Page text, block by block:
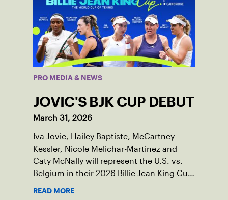
PRO MEDIA & NEWS
JOVIC'S BJK CUP DEBUT
March 31, 2026
Iva Jovic, Hailey Baptiste, McCartney
Kessler, Nicole Melichar-Martinez and
Caty McNally will represent the U.S. vs.
Belgium in their 2026 Billie Jean King Cup
READ MORE